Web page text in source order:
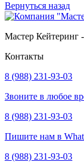
Вернуться назад
Мастер Кейтеринг
Контакты
8 (988) 231-93-03
Звоните в любое
8 (988) 231-93-03
Пишите нам в
8 (988) 231-93-03